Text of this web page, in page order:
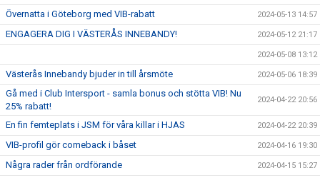
Övernatta i Göteborg med VIB-rabatt 2024-05-13 14:57
ENGAGERA DIG I VÄSTERÅS INNEBANDY! 2024-05-12 21:17
2024-05-08 13:12
Västerås Innebandy bjuder in till årsmöte 2024-05-06 18:39
Gå med i Club Intersport - samla bonus och stötta VIB! Nu
25% rabatt!
2024-04-22 20:56
En fin femteplats i JSM för våra killar i HJAS 2024-04-22 20:39
VIB-profil gör comeback i båset 2024-04-16 19:30
Några rader från ordförande 2024-04-15 15:27